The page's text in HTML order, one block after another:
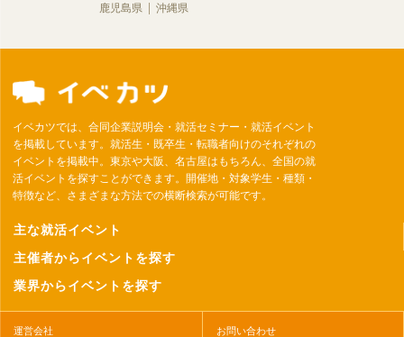
鹿児島県
沖縄県
イベカツでは、合同企業説明会・就活セミナー・就活イベント
を掲載しています。就活生・既卒生・転職者向けのそれぞれの
イベントを掲載中。東京や大阪、名古屋はもちろん、全国の就
活イベントを探すことができます。開催地・対象学生・種類・
特徴など、さまざまな方法での横断検索が可能です。
主な就活イベント
主催者からイベントを探す
業界からイベントを探す
運営会社 お問い合わせ